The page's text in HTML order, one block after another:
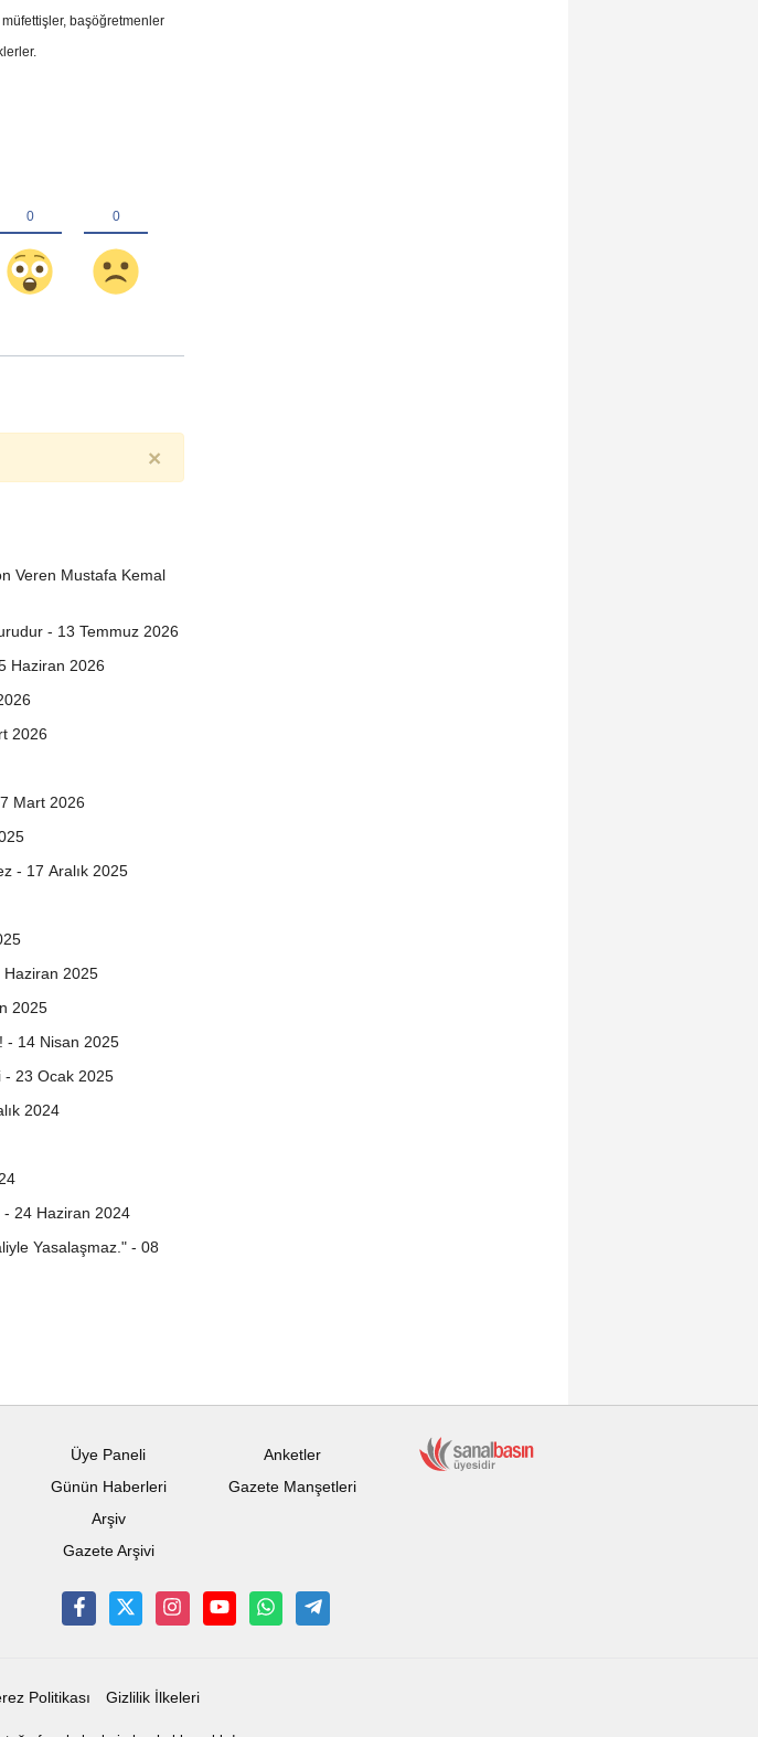
müfettişler, başöğretmenler
×
Veren Mustafa Kemal
- 13 Temmuz 2026
Haziran 2026
2026
Mart 2026
- 17 Aralık 2025
Haziran 2025
2025
- 14 Nisan 2025
- 23 Ocak 2025
2024
- 24 Haziran 2024
Yasalaşmaz." - 08
Üye Paneli
Günün Haberleri
Arşiv
Gazete Arşivi
Anketler
Gazete Manşetleri
Politikası Gizlilik İlkeleri